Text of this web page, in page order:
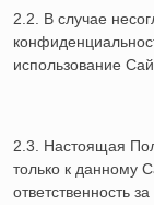
2.2. В случае
использование
2.3. Настоящая
только к данному
ответственность